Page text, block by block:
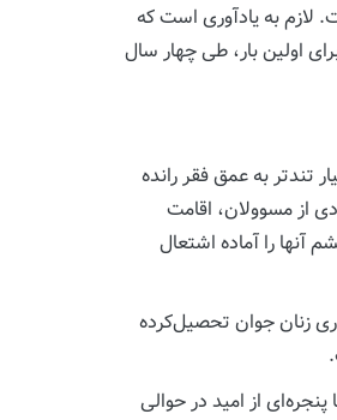
به وجود آورده است. لازم به یادآوری است که
است که برای اولین بار، طی چهار سال
تندتر به عمق فقر رانده
از مسوولان، اقامت
را آماده اشتعال
زنان جوان تحصیل‌کرده
تحصیل‌کرده دانشگاهی زن و مرد پس از یک دوره ناکامی در دستیابی به اشتغال و توقف کامل اشتغال‌زایی سال‌های نیمه دوم دهه 1380، با پنجره‌ای از امید در حوالی